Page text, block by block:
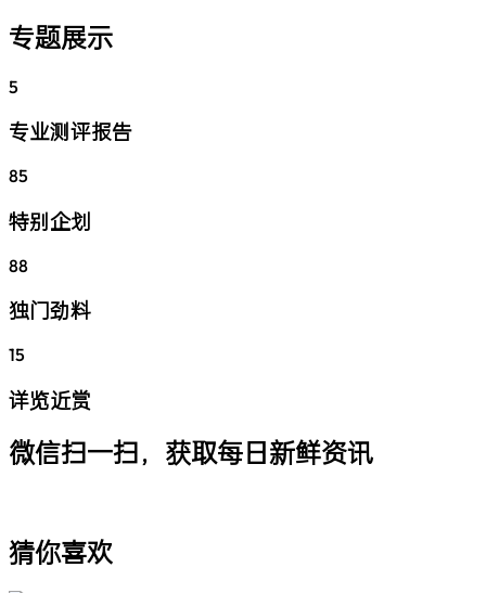
专题展示
5
专业测评报告
85
特别企划
88
独门劲料
15
详览近赏
微信扫一扫，获取每日新鲜资讯
猜你喜欢